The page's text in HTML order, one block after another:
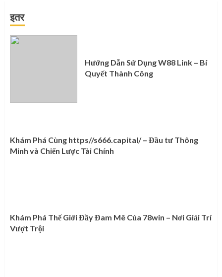
इतर
Hướng Dẫn Sử Dụng W88 Link – Bí
Quyết Thành Công
Khám Phá Cùng https//s666.capital/ – Đầu tư Thông
Minh và Chiến Lược Tài Chính
Khám Phá Thế Giới Đầy Đam Mê Của 78win – Nơi Giải Trí
Vượt Trội